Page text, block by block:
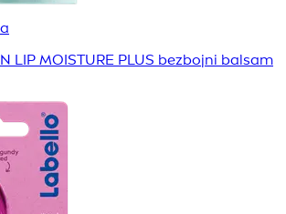
LIP MOISTURE PLUS bezbojni balsam